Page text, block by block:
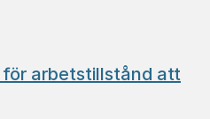
för arbetstillstånd att